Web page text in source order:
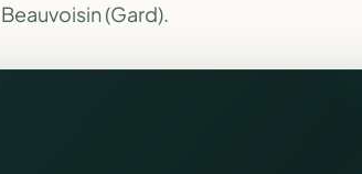
(Gard).